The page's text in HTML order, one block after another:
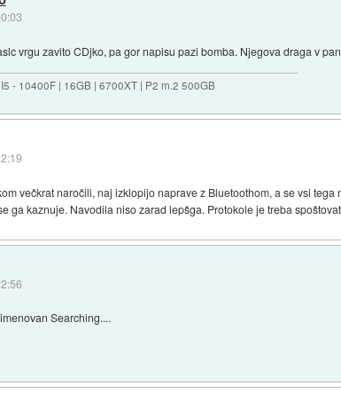
vrgu zavito CDjko, pa gor napisu pazi bomba. Njegova draga v
- 10400F | 16GB | 6700XT | P2 m.2 500GB
večkrat naročili, naj izklopijo naprave z Bluetoothom, a se vsi tega
ga kaznuje. Navodila niso zarad lepšga. Protokole je treba
Searching....